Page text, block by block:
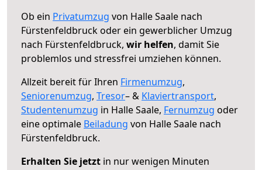
Ob ein Privatumzug von Halle Saale nach
Fürstenfeldbruck oder ein gewerblicher Umzug
nach Fürstenfeldbruck, wir helfen, damit Sie
problemlos und stressfrei umziehen können.
Allzeit bereit für Ihren Firmenumzug,
Seniorenumzug, Tresor– & Klaviertransport,
Studentenumzug in Halle Saale, Fernumzug oder
eine optimale Beiladung von Halle Saale nach
Fürstenfeldbruck.
Erhalten Sie jetzt in nur wenigen Minuten